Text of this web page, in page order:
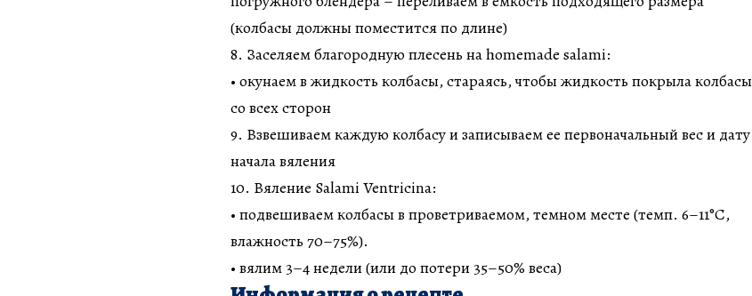
(колбасы должны поместится по длине)
8. Заселяем благородную плесень на homemade salami:
• окунаем в жидкость колбасы, стараясь, чтобы жидкость покрыла колбасы
со всех сторон
9. Взвешиваем каждую колбасу и записываем ее первоначальный вес и дату
начала вяления
10. Вяление Salami Ventricina:
• подвешиваем колбасы в проветриваемом, темном месте (темп. 6–11°C,
влажность 70–75%).
• вялим 3–4 недели (или до потери 35–50% веса)